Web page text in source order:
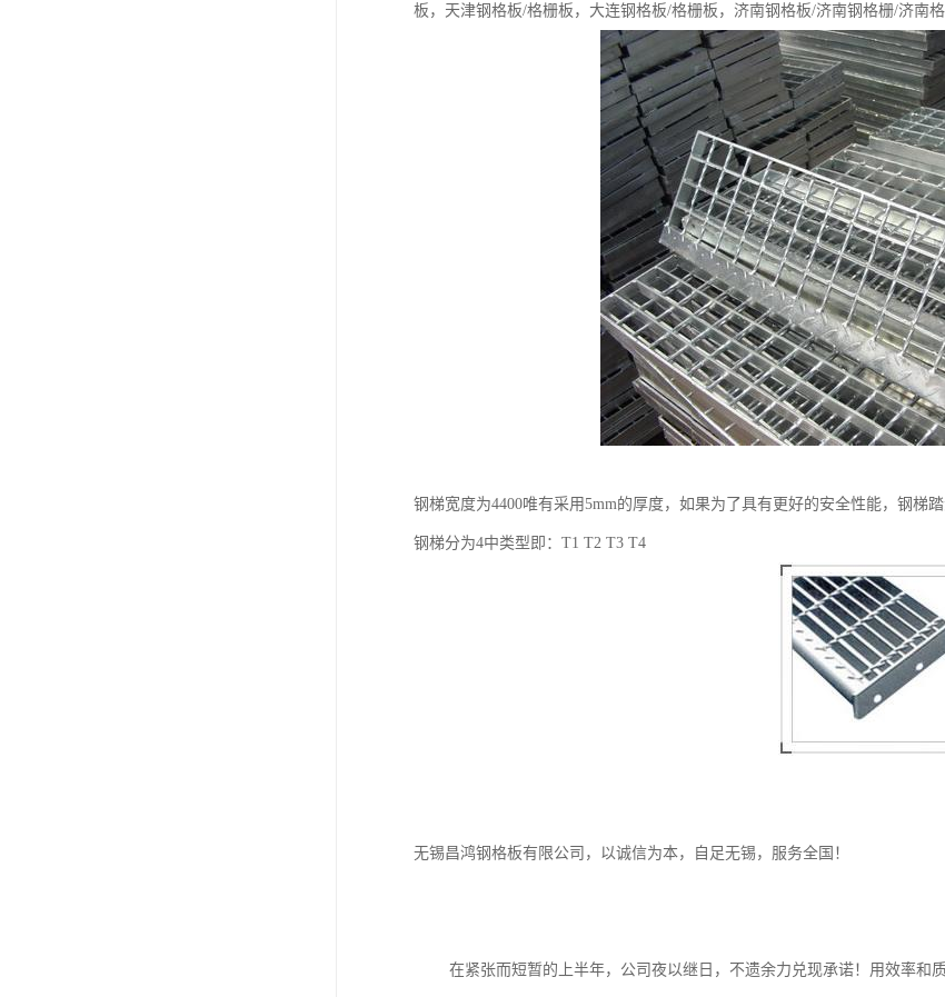
板，天津钢格板/格栅板，大连钢格板/格栅板，济南钢格板/济南钢格栅/济南
钢梯宽度为4400唯有采用5mm的厚度，如果为了具有更好的安全性能，钢梯
钢梯分为4中类型即：T1 T2 T3 T4
无锡昌鸿钢格板有限公司，以诚信为本，自足无锡，服务全国！
在紧张而短暂的上半年，公司夜以继日，不遗余力兑现承诺！用效率和